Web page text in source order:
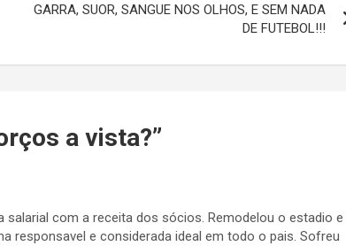
GARRA, SUOR, SANGUE NOS OLHOS, E SEM NADA
DE FUTEBOL!!!
a vista?”
com a receita dos sócios. Remodelou o estadio e
responsavel e considerada ideal em todo o pais. Sofreu